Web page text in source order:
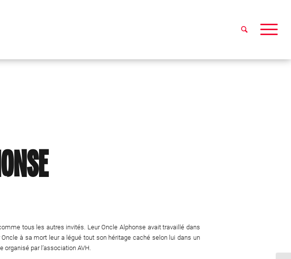
tous les autres invités. Leur Oncle Alphonse avait travaillé dans
à sa mort leur a légué tout son héritage caché selon lui dans un
organisé par l’association AVH.